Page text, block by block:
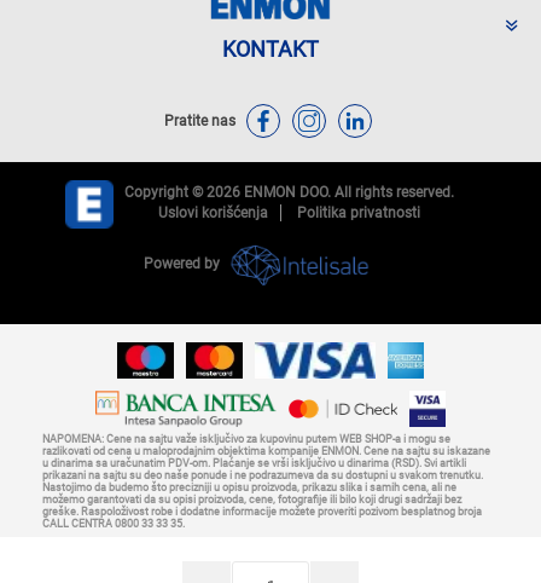
KONTAKT
Pratite nas
Copyright © 2026 ENMON DOO. All rights reserved.
Uslovi korišćenja
Politika privatnosti
Powered by
NAPOMENA: Cene na sajtu važe isključivo za kupovinu putem WEB SHOP-a i mogu se
razlikovati od cena u maloprodajnim objektima kompanije ENMON. Cene na sajtu su iskazane
u dinarima sa uračunatim PDV-om. Plaćanje se vrši isključivo u dinarima (RSD). Svi artikli
prikazani na sajtu su deo naše ponude i ne podrazumeva da su dostupni u svakom trenutku.
Nastojimo da budemo što precizniji u opisu proizvoda, prikazu slika i samih cena, ali ne
možemo garantovati da su opisi proizvoda, cene, fotografije ili bilo koji drugi sadržaji bez
greške. Raspoloživost robe i dodatne informacije možete proveriti pozivom besplatnog broja
CALL CENTRA 0800 33 33 35.